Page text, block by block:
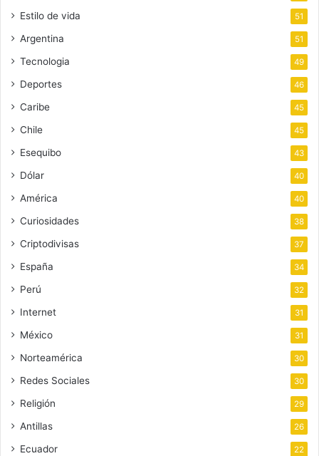
Estilo de vida 51
Argentina 51
Tecnologia 49
Deportes 46
Caribe 45
Chile 45
Esequibo 43
Dólar 40
América 40
Curiosidades 38
Criptodivisas 37
España 34
Perú 32
Internet 31
México 31
Norteamérica 30
Redes Sociales 30
Religión 29
Antillas 26
Ecuador 22